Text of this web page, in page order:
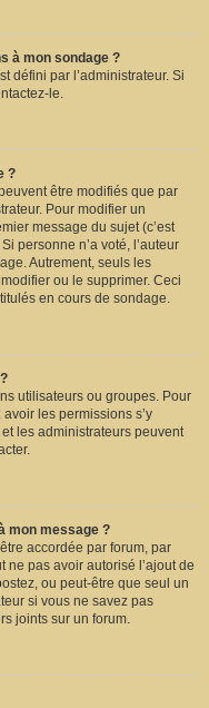
à mon sondage ?
défini par l’administrateur. Si
le.
?
être modifiés que par
Pour modifier un
message du sujet (c’est
personne n’a voté, l’auteur
Autrement, seuls les
ou le supprimer. Ceci
en cours de sondage.
utilisateurs ou groupes. Pour
les permissions s’y
les administrateurs peuvent
mon message ?
accordée par forum, par
ne pas avoir autorisé l’ajout de
ou peut-être que seul un
si vous ne savez pas
joints sur un forum.